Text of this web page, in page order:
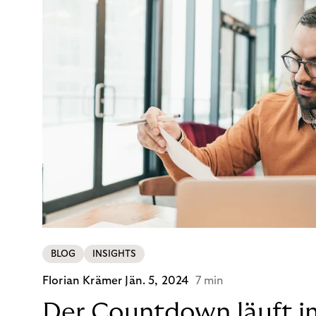
BLOG INSIGHTS
Florian Krämer Jän. 5, 2024 7 min